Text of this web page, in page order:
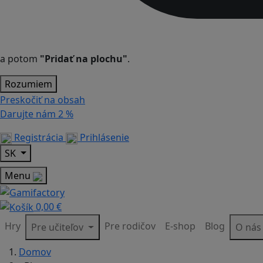
a potom "Pridať na plochu".
Rozumiem
Preskočiť na obsah
Darujte nám 2 %
Registrácia
Prihlásenie
SK
Menu
0,00 €
Hry
Pre učiteľov Pre rodičov E-shop Blog
O nás
Domov